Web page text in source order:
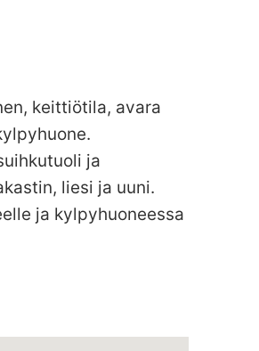
keittiötila, avara
ja
liesi ja uuni.
ja kylpyhuoneessa